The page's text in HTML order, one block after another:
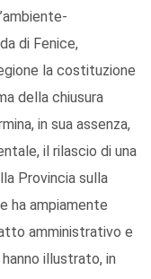
di Fenice,
la costituzione
della chiusura
in sua assenza,
il rilascio di una
Provincia sulla
ha ampiamente
amministrativo e
illustrato, in